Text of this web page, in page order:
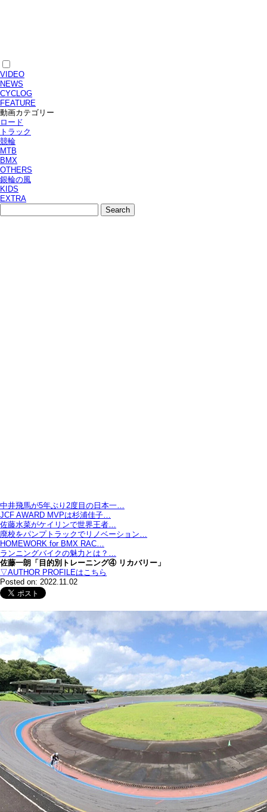
VIDEO
NEWS
CYCLOG
FEATURE
動画カテゴリー
ロード
トラック
競輪
MTB
BMX
OTHERS
銀輪の風
KIDS
EXTRA
中井飛馬が5年ぶり2度目の日本一…
JCF AWARD MVPは杉浦佳子…
佐藤水菜がケイリンで世界王者…
廃校をパンプトラックでリノベーション…
HOMEWORK for BMX RAC…
ランニングバイクの魅力とは？…
佐藤一朗「目的別トレーニング④ リカバリー」
▽AUTHOR PROFILEはこちら
Posted on: 2022.11.02